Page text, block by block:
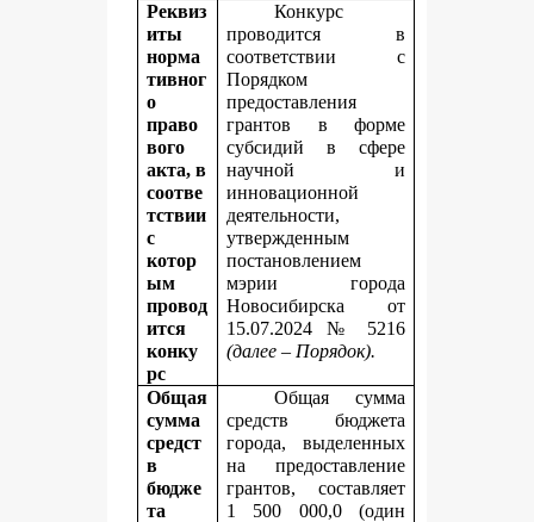
Реквиз
иты
норма
тивног
о
право
вого
акта, в
соотве
тствии
с
котор
ым
провод
ится
конку
рс
Конкурс
проводится в
соответствии с
Порядком
предоставления
грантов в форме
субсидий в сфере
научной и
инновационной
деятельности,
утвержденным
постановлением
мэрии города
Новосибирска от
15.07.2024 № 5216
(далее – Порядок).
Общая
сумма
средст
в
бюдже
та
Общая сумма
средств бюджета
города, выделенных
на предоставление
грантов, составляет
1 500 000,0 (один